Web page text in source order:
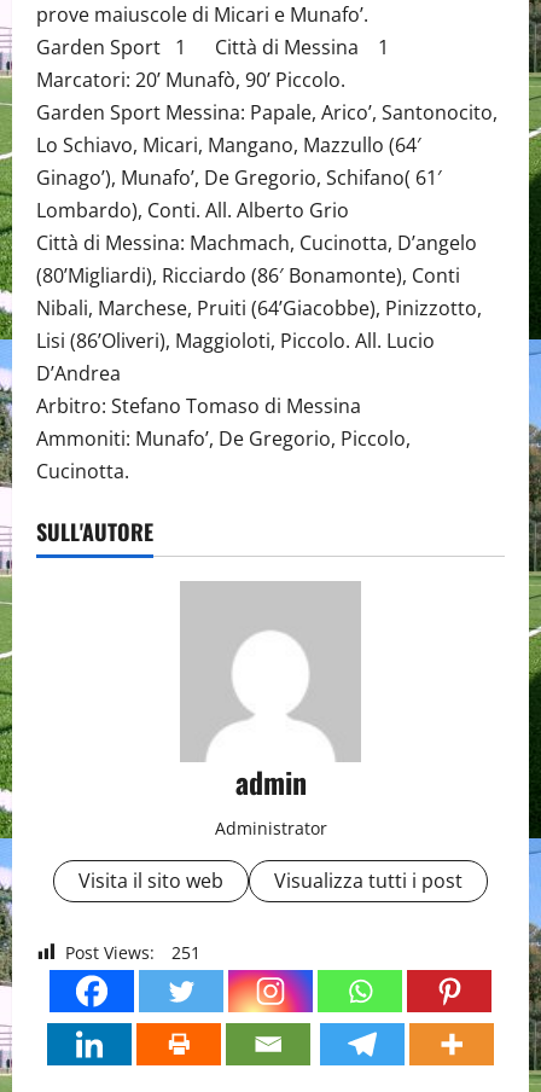
prove maiuscole di Micari e Munafo’.
Garden Sport 1 Città di Messina 1
Marcatori: 20’ Munafò, 90’ Piccolo.
Garden Sport Messina: Papale, Arico’, Santonocito,
Lo Schiavo, Micari, Mangano, Mazzullo (64′
Ginago’), Munafo’, De Gregorio, Schifano( 61′
Lombardo), Conti. All. Alberto Grio
Città di Messina: Machmach, Cucinotta, D’angelo
(80’Migliardi), Ricciardo (86′ Bonamonte), Conti
Nibali, Marchese, Pruiti (64’Giacobbe), Pinizzotto,
Lisi (86’Oliveri), Maggioloti, Piccolo. All. Lucio
D’Andrea
Arbitro: Stefano Tomaso di Messina
Ammoniti: Munafo’, De Gregorio, Piccolo,
Cucinotta.
SULL'AUTORE
admin
Administrator
Visita il sito web Visualizza tutti i post
Post Views: 251